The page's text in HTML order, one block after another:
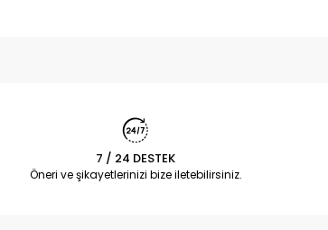
7 / 24 DESTEK
Öneri ve şikayetlerinizi bize iletebilirsiniz.